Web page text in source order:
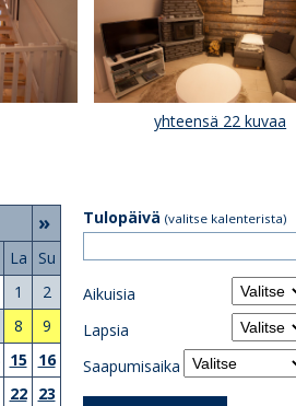
yhteensä 22 kuvaa
»
La
Su
1
2
8
9
15
16
22
23
Tulopäivä (valitse kalenterista)
Aikuisia
Lapsia
Saapumisaika